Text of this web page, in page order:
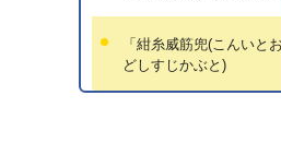
「紺糸威筋兜(こんいとお
どしすじかぶと)